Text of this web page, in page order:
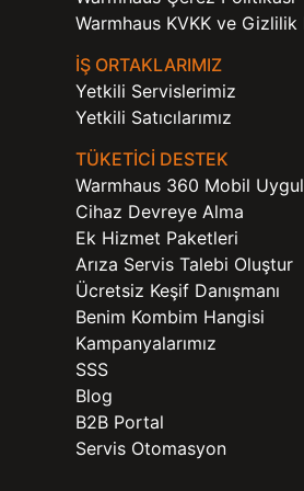
Warmhaus KVKK ve Gizlilik
İŞ ORTAKLARIMIZ
Yetkili Servislerimiz
Yetkili Satıcılarımız
TÜKETİCİ DESTEK
Warmhaus 360 Mobil
Cihaz Devreye Alma
Ek Hizmet Paketleri
Arıza Servis Talebi Oluştur
Ücretsiz Keşif Danışmanı
Benim Kombim Hangisi
Kampanyalarımız
SSS
Blog
B2B Portal
Servis Otomasyon